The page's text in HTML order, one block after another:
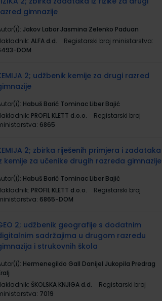
gimnazije
Jakov Labor Jasmina Zelenko Paduan
ALFA d.d.
Registarski broj ministarstva:
DOM
2; udžbenik kemije za drugi razred
Habuš Barić Tominac Liber Bajić
PROFIL KLETT d.o.o.
Registarski broj
6865
2; zbirka riješenih primjera i zadataka
kemije za učenike drugih razreda gimnazije
Habuš Barić Tominac Liber Bajić
PROFIL KLETT d.o.o.
Registarski broj
6865-DOM
2; udžbenik geografije s dodatnim
sadržajima u drugom razredu
i strukovnih škola
Hermenegildo Gall Danijel Jukopila Predrag
ŠKOLSKA KNJIGA d.d.
Registarski broj
7019